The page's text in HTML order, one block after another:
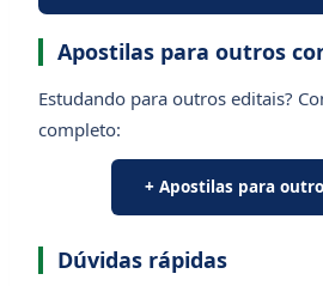
Apostilas para outros
Estudando para outros editais?
completo:
+ Apostilas para
Dúvidas rápidas